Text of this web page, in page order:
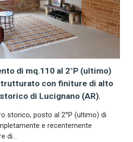
di mq.110 al 2°P (ultimo)
con finiture di alto
di Lucignano (AR).
storico, posto al 2°P (ultimo) di
e recentemente
di…